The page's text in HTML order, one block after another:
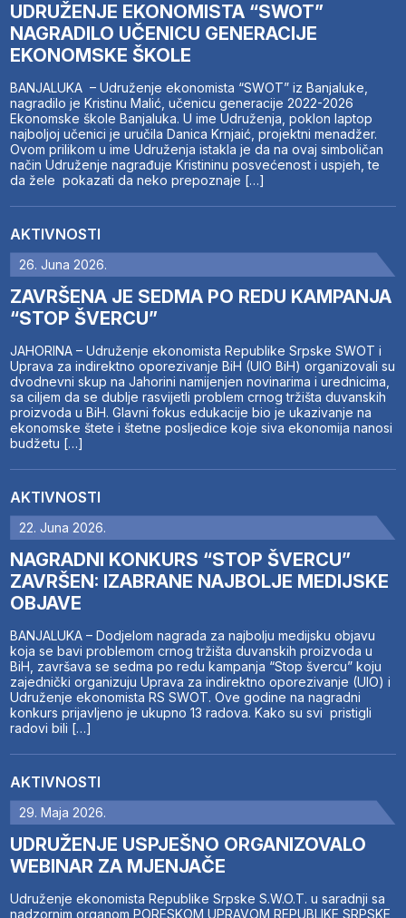
UDRUŽENJE EKONOMISTA “SWOT”
NAGRADILO UČENICU GENERACIJE
EKONOMSKE ŠKOLE
BANJALUKA – Udruženje ekonomista “SWOT” iz Banjaluke,
nagradilo je Kristinu Malić, učenicu generacije 2022-2026
Ekonomske škole Banjaluka. U ime Udruženja, poklon laptop
najboljoj učenici je uručila Danica Krnjaić, projektni menadžer.
Ovom prilikom u ime Udruženja istakla je da na ovaj simboličan
način Udruženje nagrađuje Kristininu posvećenost i uspjeh, te
da žele pokazati da neko prepoznaje […]
AKTIVNOSTI
26. Juna 2026.
ZAVRŠENA JE SEDMA PO REDU KAMPANJA
“STOP ŠVERCU”
JAHORINA – Udruženje ekonomista Republike Srpske SWOT i
Uprava za indirektno oporezivanje BiH (UIO BiH) organizovali su
dvodnevni skup na Jahorini namijenjen novinarima i urednicima,
sa ciljem da se dublje rasvijetli problem crnog tržišta duvanskih
proizvoda u BiH. Glavni fokus edukacije bio je ukazivanje na
ekonomske štete i štetne posljedice koje siva ekonomija nanosi
budžetu […]
AKTIVNOSTI
22. Juna 2026.
NAGRADNI KONKURS “STOP ŠVERCU”
ZAVRŠEN: IZABRANE NAJBOLJE MEDIJSKE
OBJAVE
BANJALUKA – Dodjelom nagrada za najbolju medijsku objavu
koja se bavi problemom crnog tržišta duvanskih proizvoda u
BiH, završava se sedma po redu kampanja “Stop švercu” koju
zajednički organizuju Uprava za indirektno oporezivanje (UIO) i
Udruženje ekonomista RS SWOT. Ove godine na nagradni
konkurs prijavljeno je ukupno 13 radova. Kako su svi pristigli
radovi bili […]
AKTIVNOSTI
29. Maja 2026.
UDRUŽENJE USPJEŠNO ORGANIZOVALO
WEBINAR ZA MJENJAČE
Udruženje ekonomista Republike Srpske S.W.O.T. u saradnji sa
nadzornim organom PORESKOM UPRAVOM REPUBLIKE SRPSKE